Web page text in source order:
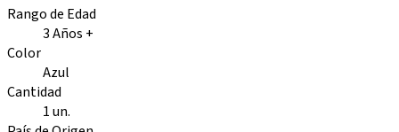
Rango de Edad
3 Años +
Color
Azul
Cantidad
1 un.